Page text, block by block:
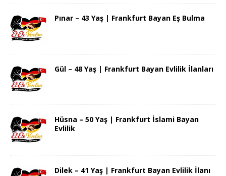
Pınar – 43 Yaş | Frankfurt Bayan Eş Bulma
Gül – 48 Yaş | Frankfurt Bayan Evlilik İlanları
Hüsna – 50 Yaş | Frankfurt İslami Bayan
Evlilik
Dilek – 41 Yaş | Frankfurt Bayan Evlilik İlanı